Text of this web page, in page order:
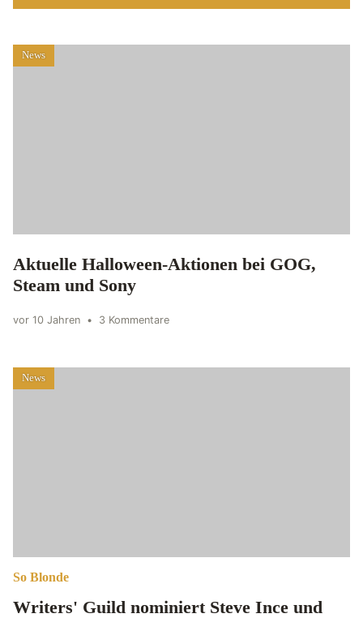
News
Aktuelle Halloween-Aktionen bei GOG,
Steam und Sony
vor 10 Jahren • 3 Kommentare
News
So Blonde
Writers' Guild nominiert Steve Ince und